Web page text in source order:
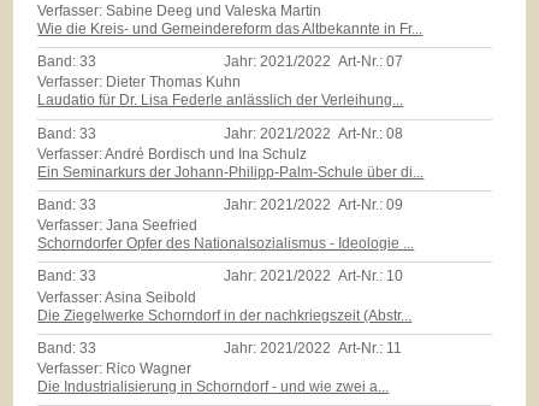
Verfasser: Sabine Deeg und Valeska Martin
Wie die Kreis- und Gemeindereform das Altbekannte in Fr...
Band:33 Jahr:2021/2022 Art-Nr.:07
Verfasser: Dieter Thomas Kuhn
Laudatio für Dr. Lisa Federle anlässlich der Verleihung...
Band:33 Jahr: 2021/2022 Art-Nr.:08
Verfasser: André Bordisch und Ina Schulz
Ein Seminarkurs der Johann-Philipp-Palm-Schule über di...
Band:33 Jahr:2021/2022 Art-Nr.:09
Verfasser: Jana Seefried
Schorndorfer Opfer des Nationalsozialismus - Ideologie ...
Band:33 Jahr:2021/2022 Art-Nr.: 10
Verfasser: Asina Seibold
Die Ziegelwerke Schorndorf in der nachkriegszeit (Abstr...
Band:33 Jahr:2021/2022 Art-Nr.: 11
Verfasser: Rico Wagner
Die Industrialisierung in Schorndorf - und wie zwei a...